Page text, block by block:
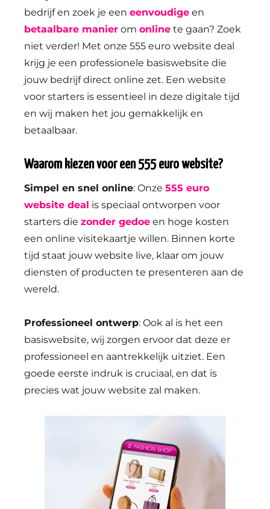
bedrijf en zoek je een eenvoudige en
betaalbare manier om online te gaan? Zoek
niet verder! Met onze 555 euro website deal
krijg je een professionele basiswebsite die
jouw bedrijf direct online zet. Een website
voor starters is essentieel in deze digitale tijd
en wij maken het jou gemakkelijk en
betaalbaar.
Waarom kiezen voor een 555 euro website?
Simpel en snel online: Onze 555 euro
website deal is speciaal ontworpen voor
starters die zonder gedoe en hoge kosten
een online visitekaartje willen. Binnen korte
tijd staat jouw website live, klaar om jouw
diensten of producten te presenteren aan de
wereld.
Professioneel ontwerp: Ook al is het een
basiswebsite, wij zorgen ervoor dat deze er
professioneel en aantrekkelijk uitziet. Een
goede eerste indruk is cruciaal, en dat is
precies wat jouw website zal maken.